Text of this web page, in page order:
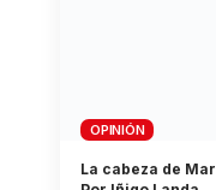
OPINIÓN
La cabeza de